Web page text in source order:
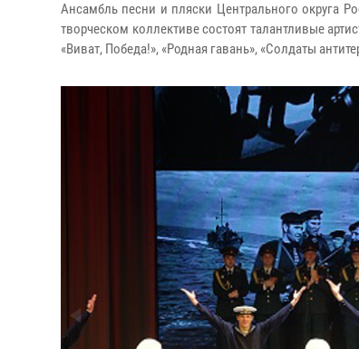
Ансамбль песни и пляски Центрального округа
творческом коллективе состоят талантливые
«Виват, Победа!», «Родная гавань», «Солдаты